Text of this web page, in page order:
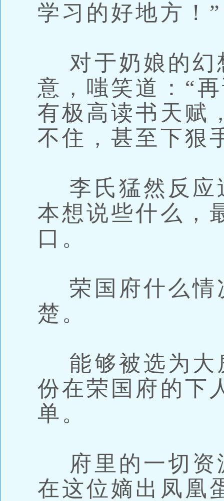
学习的好地方！”
对于奶娘的幻
意，嗤笑道：“
有极高读书天赋
不住，甚至下狠
李氏猛然反应
本想说些什么，
口。
荣国府什么情
楚。
能够被选为大
份在荣国府的下
单。
府里的一切资
在这位嫡出凤凰